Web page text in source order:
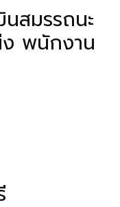
นสมรรถนะ
ง พนักงาน